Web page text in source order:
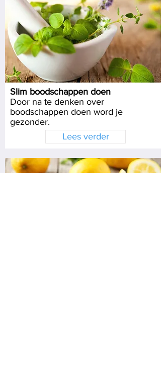
Slim boodschappen doen
Door na te denken over
boodschappen doen word je
gezonder.
Lees verder